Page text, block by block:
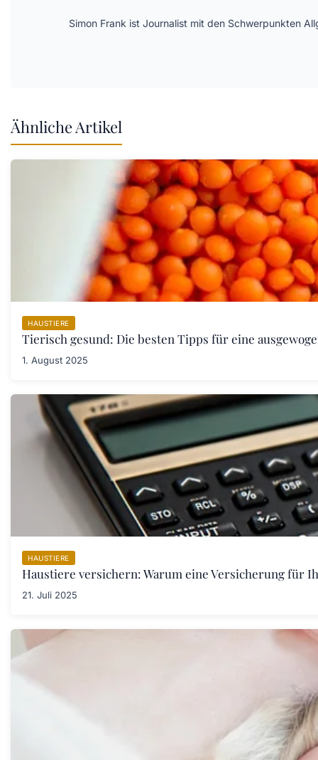
Simon Frank ist Journalist mit den Schwerpunkten
Ähnliche Artikel
HAUSTIERE
Tierisch gesund: Die besten Tipps für eine
1. August 2025
HAUSTIERE
Haustiere versichern: Warum eine Versicherung für
21. Juli 2025